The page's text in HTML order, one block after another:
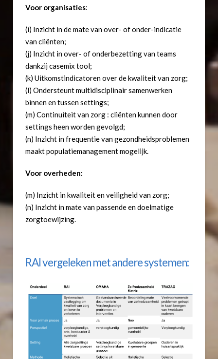
Voor organisaties:
(i) Inzicht in de mate van over- of onder-indicatie
van cliënten;
(j) Inzicht in over- of onderbezetting van teams
dankzij casemix tool;
(k) Uitkomstindicatoren over de kwaliteit van zorg;
(l) Ondersteunt multidisciplinair samenwerken
binnen en tussen settings;
(m) Continuiteit van zorg : cliënten kunnen door
settings heen worden gevolgd;
(n) Inzicht in frequentie van gezondheidsproblemen
maakt populatiemanagement mogelijk.
Voor overheden:
(m) Inzicht in kwaliteit en veiligheid van zorg;
(n) Inzicht in mate van passende en doelmatige
zorgtoewijzing.
RAI vergeleken met andere systemen: